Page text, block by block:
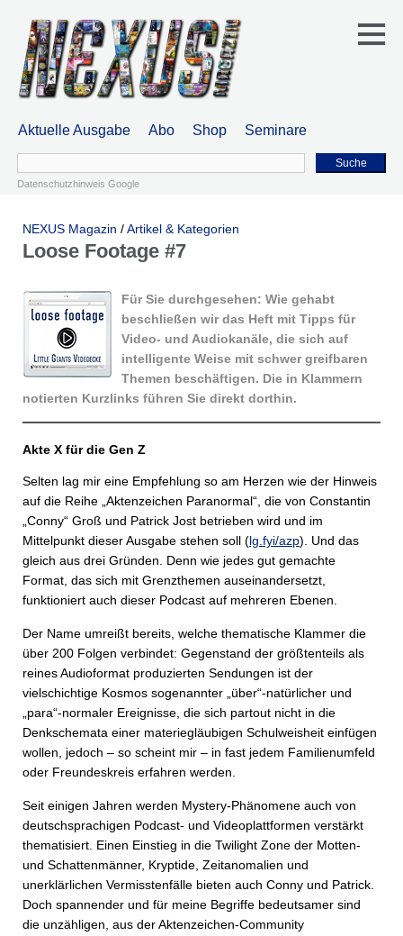
Aktuelle Ausgabe Abo Shop Seminare
Suche
Datenschutzhinweis Google
NEXUS Magazin /Artikel & Kategorien
Loose Footage #7
Für Sie durchgesehen: Wie gehabt
beschließen wir das Heft mit Tipps für
Video- und Audiokanäle, die sich auf
intelligente Weise mit schwer greifbaren
Themen beschäftigen. Die in Klammern
notierten Kurzlinks führen Sie direkt dorthin.
Akte X für die Gen Z
Selten lag mir eine Empfehlung so am Herzen wie der Hinweis
auf die Reihe „Aktenzeichen Paranormal“, die von Constantin
„Conny“ Groß und Patrick Jost betrieben wird und im
Mittelpunkt dieser Ausgabe stehen soll (lg.fyi/azp). Und das
gleich aus drei Gründen. Denn wie jedes gut gemachte
Format, das sich mit Grenzthemen auseinandersetzt,
funktioniert auch dieser Podcast auf mehreren Ebenen.
Der Name umreißt bereits, welche thematische Klammer die
über 200 Folgen verbindet: Gegenstand der größtenteils als
reines Audioformat produzierten Sendungen ist der
vielschichtige Kosmos sogenannter „über“-natürlicher und
„para“-normaler Ereignisse, die sich partout nicht in die
Denkschemata einer materiegläubigen Schulweisheit einfügen
wollen, jedoch – so scheint mir – in fast jedem Familienumfeld
oder Freundeskreis erfahren werden.
Seit einigen Jahren werden Mystery-Phänomene auch von
deutschsprachigen Podcast- und Videoplattformen verstärkt
thematisiert. Einen Einstieg in die Twilight Zone der Motten-
und Schattenmänner, Kryptide, Zeitanomalien und
unerklärlichen Vermisstenfälle bieten auch Conny und Patrick.
Doch spannender und für meine Begriffe bedeutsamer sind
die unzähligen, aus der Aktenzeichen-Community